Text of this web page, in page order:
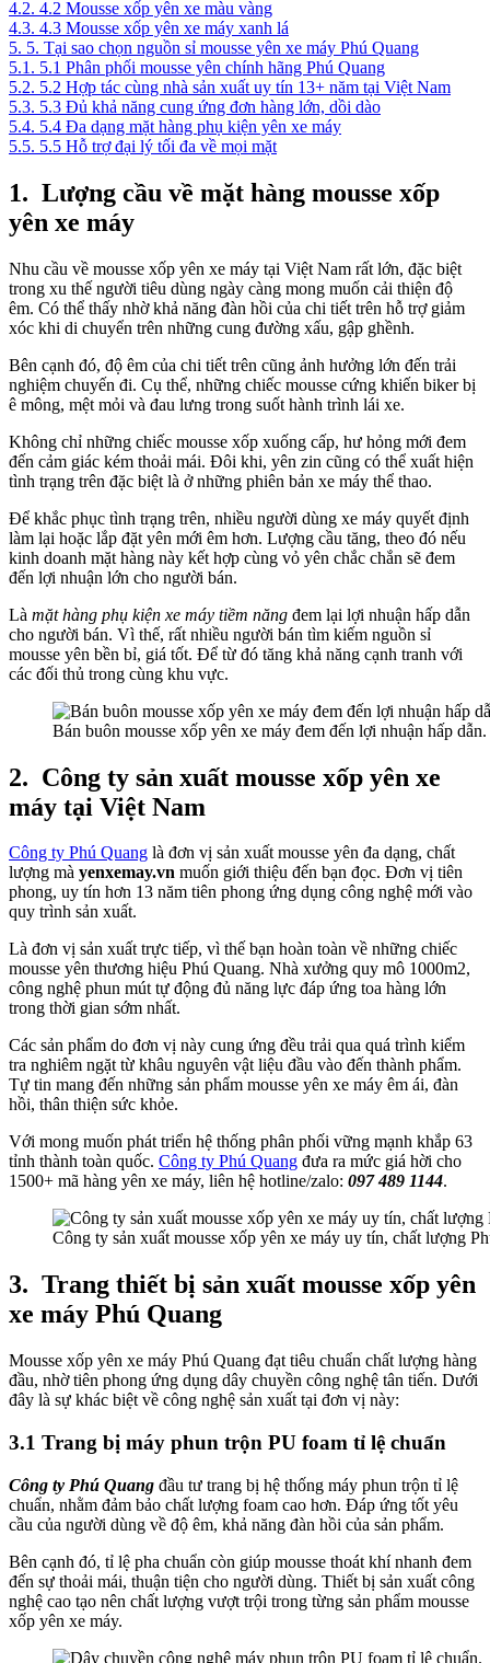
4.2. 4.2 Mousse xốp yên xe màu vàng
4.3. 4.3 Mousse xốp yên xe máy xanh lá
5. 5. Tại sao chọn nguồn sỉ mousse yên xe máy Phú Quang
5.1. 5.1 Phân phối mousse yên chính hãng Phú Quang
5.2. 5.2 Hợp tác cùng nhà sản xuất uy tín 13+ năm tại Việt Nam
5.3. 5.3 Đủ khả năng cung ứng đơn hàng lớn, dồi dào
5.4. 5.4 Đa dạng mặt hàng phụ kiện yên xe máy
5.5. 5.5 Hỗ trợ đại lý tối đa về mọi mặt
1. Lượng cầu về mặt hàng mousse xốp
yên xe máy
Nhu cầu về mousse xốp yên xe máy tại Việt Nam rất lớn, đặc biệt
trong xu thế người tiêu dùng ngày càng mong muốn cải thiện độ
êm. Có thể thấy nhờ khả năng đàn hồi của chi tiết trên hỗ trợ giảm
xóc khi di chuyển trên những cung đường xấu, gập ghềnh.
Bên cạnh đó, độ êm của chi tiết trên cũng ảnh hưởng lớn đến trải
nghiệm chuyến đi. Cụ thể, những chiếc mousse cứng khiến biker bị
ê mông, mệt mỏi và đau lưng trong suốt hành trình lái xe.
Không chỉ những chiếc mousse xốp xuống cấp, hư hỏng mới đem
đến cảm giác kém thoải mái. Đôi khi, yên zin cũng có thể xuất hiện
tình trạng trên đặc biệt là ở những phiên bản xe máy thể thao.
Để khắc phục tình trạng trên, nhiều người dùng xe máy quyết định
làm lại hoặc lắp đặt yên mới êm hơn. Lượng cầu tăng, theo đó nếu
kinh doanh mặt hàng này kết hợp cùng vỏ yên chắc chắn sẽ đem
đến lợi nhuận lớn cho người bán.
Là mặt hàng phụ kiện xe máy tiềm năng đem lại lợi nhuận hấp dẫn
cho người bán. Vì thế, rất nhiều người bán tìm kiếm nguồn sỉ
mousse yên bền bỉ, giá tốt. Để từ đó tăng khả năng cạnh tranh với
các đối thủ trong cùng khu vực.
Bán buôn mousse xốp yên xe máy đem đến lợi nhuận hấp dẫn.
2. Công ty sản xuất mousse xốp yên xe
máy tại Việt Nam
Công ty Phú Quang là đơn vị sản xuất mousse yên đa dạng, chất
lượng mà yenxemay.vn muốn giới thiệu đến bạn đọc. Đơn vị tiên
phong, uy tín hơn 13 năm tiên phong ứng dụng công nghệ mới vào
quy trình sản xuất.
Là đơn vị sản xuất trực tiếp, vì thế bạn hoàn toàn về những chiếc
mousse yên thương hiệu Phú Quang. Nhà xưởng quy mô 1000m2,
công nghệ phun mút tự động đủ năng lực đáp ứng toa hàng lớn
trong thời gian sớm nhất.
Các sản phẩm do đơn vị này cung ứng đều trải qua quá trình kiểm
tra nghiêm ngặt từ khâu nguyên vật liệu đầu vào đến thành phẩm.
Tự tin mang đến những sản phẩm mousse yên xe máy êm ái, đàn
hồi, thân thiện sức khỏe.
Với mong muốn phát triển hệ thống phân phối vững mạnh khắp 63
tỉnh thành toàn quốc. Công ty Phú Quang đưa ra mức giá hời cho
1500+ mã hàng yên xe máy, liên hệ hotline/zalo: 097 489 1144.
Công ty sản xuất mousse xốp yên xe máy uy tín, chất lượng
3. Trang thiết bị sản xuất mousse xốp yên
xe máy Phú Quang
Mousse xốp yên xe máy Phú Quang đạt tiêu chuẩn chất lượng hàng
đầu, nhờ tiên phong ứng dụng dây chuyền công nghệ tân tiến. Dưới
đây là sự khác biệt về công nghệ sản xuất tại đơn vị này:
3.1 Trang bị máy phun trộn PU foam tỉ lệ chuẩn
Công ty Phú Quang đầu tư trang bị hệ thống máy phun trộn tỉ lệ
chuẩn, nhằm đảm bảo chất lượng foam cao hơn. Đáp ứng tốt yêu
cầu của người dùng về độ êm, khả năng đàn hồi của sản phẩm.
Bên cạnh đó, tỉ lệ pha chuẩn còn giúp mousse thoát khí nhanh đem
đến sự thoải mái, thuận tiện cho người dùng. Thiết bị sản xuất công
nghệ cao tạo nên chất lượng vượt trội trong từng sản phẩm mousse
xốp yên xe máy.